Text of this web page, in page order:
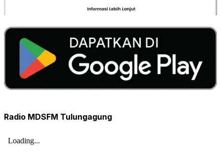
Radio MDSFM Tulungagung